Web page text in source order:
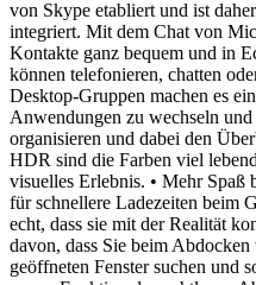
von Skype etabliert und ist
integriert. Mit dem Chat von
Kontakte ganz bequem und in
können telefonieren, chatten
Desktop-Gruppen machen es
Anwendungen zu wechseln
organisieren und dabei den
HDR sind die Farben viel
visuelles Erlebnis. • Mehr Spaß
für schnellere Ladezeiten beim
echt, dass sie mit der Realität
davon, dass Sie beim
geöffneten Fenster suchen und